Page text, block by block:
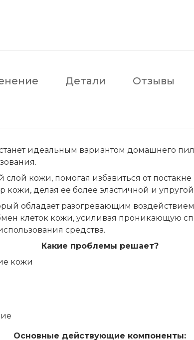
Детали Отзывы
идеальным вариантом домашнего
слой кожи, помогая избавиться от
делая ее более эластичной и
обладает разогревающим
клеток кожи, усиливая проникающую
средства.
Какие проблемы решает?
кожи
Основные действующие компоненты: